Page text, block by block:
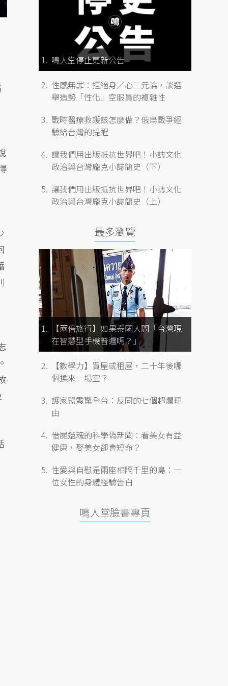
鳴人堂停止更新公告
性感無罪：拒絕身／心二元論，談選
舉造勢「性化」空服員的複雜性
戰時醫療救護該怎麼做？俄烏戰爭經
驗給台灣的提醒
讓我們用出版抵抗世界吧！小誌文化
政治與台灣龐克小誌簡史（下）
讓我們用出版抵抗世界吧！小誌文化
政治與台灣龐克小誌簡史（上）
最多瀏覽
【兩倍旅行】如果泰國人問「台灣現
在智慧型手機普遍嗎？」
【數學力】買屋或租屋，二十年後哪
個換來一場空？
護家盟震驚全台：反同的七個超爛理
由
借屍還魂的科學偽新聞：看美女有益
健康，娶美女卻會短命？
性愛與自慰是兩座相隔千里的島：一
位女性的身體經驗告白
鳴人堂臉書專頁